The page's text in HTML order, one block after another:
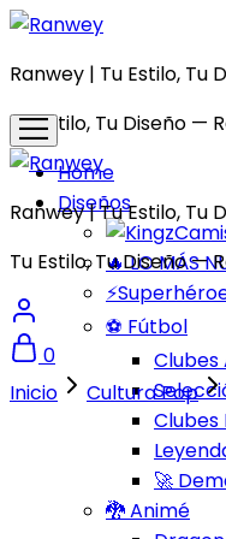
Ranwey | Tu Estilo, Tu
Tu Estilo, Tu Diseño —
Home
Diseños
🔥 LO MÁS
⚽ Fútbol
Clubes
🚀
🐉 Animé
Ranwey | Tu Estilo, Tu
Tu Estilo, Tu Diseño —
0
Inicio
Cultura Pop